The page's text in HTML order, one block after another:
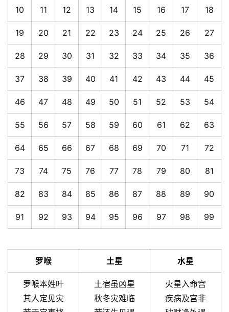
10 11 12 13 14 15 16 17 18
19 20 21 22 23 24 25 26 27
28 29 30 31 32 33 34 35 36
37 38 39 40 41 42 43 44 45
46 47 48 49 50 51 52 53 54
55 56 57 58 59 60 61 62 63
64 65 66 67 68 69 70 71 72
73 74 75 76 77 78 79 80 81
82 83 84 85 86 87 88 89 90
91 92 93 94 95 96 97 98 99
罗喉 土星 水星
罗喉本姓叶
其人定见灾
土宿虽凶星
秋冬灾难临
火星入命宫
疾病及宫非